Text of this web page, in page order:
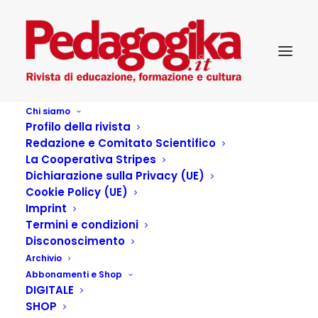
Chi siamo
Profilo della rivista
Redazione e Comitato Scientifico
La Cooperativa Stripes
Dichiarazione sulla Privacy (UE)
Cookie Policy (UE)
Imprint
Termini e condizioni
Disconoscimento
Archivio
Abbonamenti e Shop
DIGITALE
SHOP
Liberi di sperare
(intervista a mamma
Tatiana)
1 OTTOBRE 2024